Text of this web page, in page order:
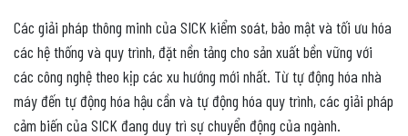
Các giải pháp thông minh của SICK kiểm soát, bảo mật và tối ưu hóa
các hệ thống và quy trình, đặt nền tảng cho sản xuất bền vững với
các công nghệ theo kịp các xu hướng mới nhất. Từ tự động hóa nhà
máy đến tự động hóa hậu cần và tự động hóa quy trình, các giải pháp
cảm biến của SICK đang duy trì sự chuyển động của ngành.